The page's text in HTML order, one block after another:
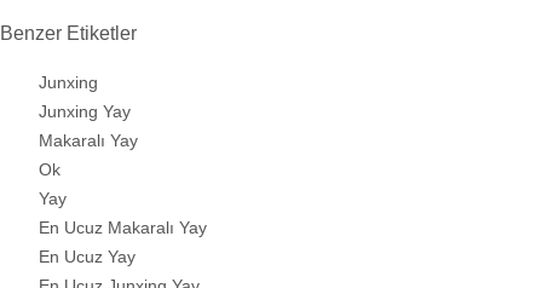
Benzer Etiketler
Junxing
Junxing Yay
Makaralı Yay
Ok
Yay
En Ucuz Makaralı Yay
En Ucuz Yay